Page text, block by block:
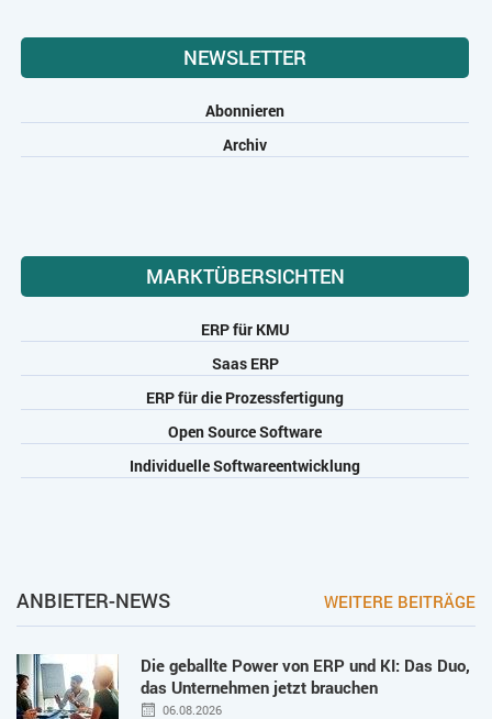
NEWSLETTER
Abonnieren
Archiv
MARKTÜBERSICHTEN
ERP für KMU
Saas ERP
ERP für die Prozessfertigung
Open Source Software
Individuelle Softwareentwicklung
ANBIETER-NEWS WEITERE BEITRÄGE
Die geballte Power von ERP und KI: Das Duo,
das Unternehmen jetzt brauchen
06.08.2026